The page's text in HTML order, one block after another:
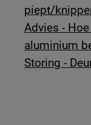
piept/
Advies -
aluminium
Storing -